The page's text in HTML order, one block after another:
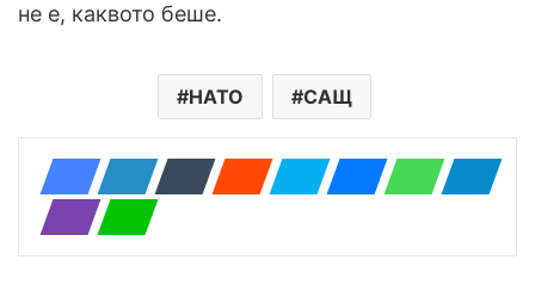
не е, каквото беше.
НАТО САЩ